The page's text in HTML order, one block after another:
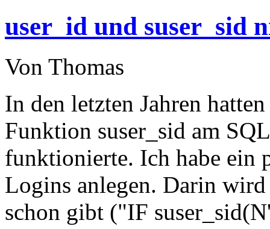
user_id und suser_sid
Von Thomas
In den letzten Jahren
Funktion suser_sid am
funktionierte. Ich habe ein
Logins anlegen. Darin
schon gibt ("IF